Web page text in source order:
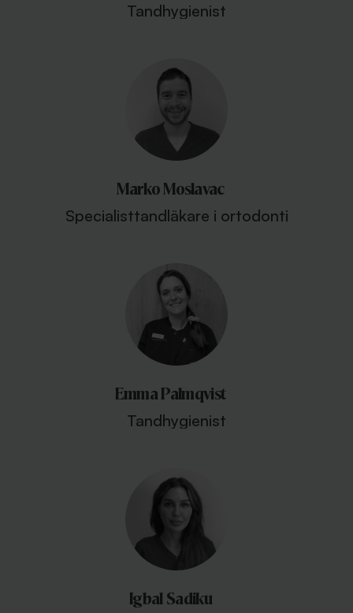
Tandhygienist
Marko Moslavac
Specialisttandläkare i ortodonti
Emma Palmqvist
Tandhygienist
Igbal Sadiku